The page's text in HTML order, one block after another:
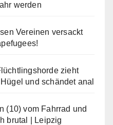
werden
Vereinen versackt
zieht
und schändet anal
(10) vom Fahrrad und
brutal | Leipzig